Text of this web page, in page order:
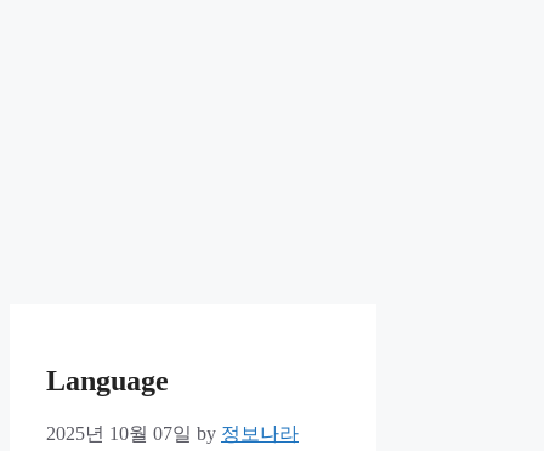
Language
2025년 10월 07일 by 정보나라